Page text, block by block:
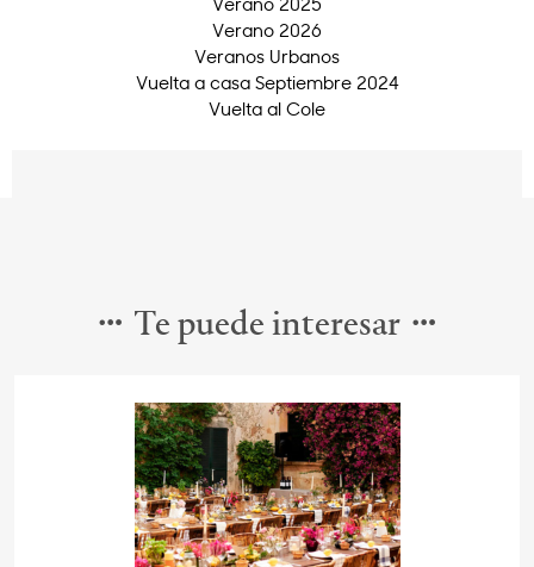
Verano 2026
Veranos Urbanos
Vuelta a casa Septiembre 2024
Vuelta al Cole
Te puede interesar